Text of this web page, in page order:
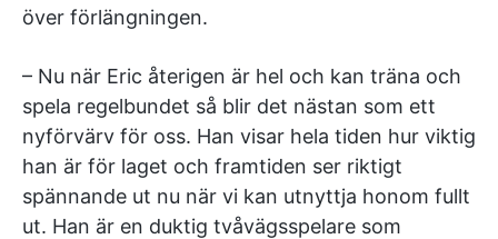
över förlängningen.
– Nu när Eric återigen är hel och kan träna och
spela regelbundet så blir det nästan som ett
nyförvärv för oss. Han visar hela tiden hur viktig
han är för laget och framtiden ser riktigt
spännande ut nu när vi kan utnyttja honom fullt
ut. Han är en duktig tvåvägsspelare som